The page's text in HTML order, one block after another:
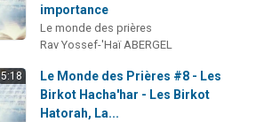
importance
Le monde des prières
Rav Yossef-'Haï ABERGEL
5:18
Le Monde des Prières #8 - Les
Birkot Hacha'har - Les Birkot
Hatorah, La...